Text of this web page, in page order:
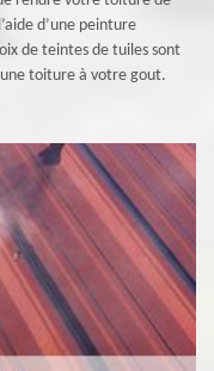
d’une peinture
de teintes de tuiles sont
toiture à votre gout.